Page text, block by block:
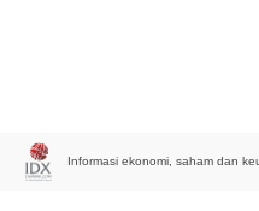
Informasi ekonomi, saham dan